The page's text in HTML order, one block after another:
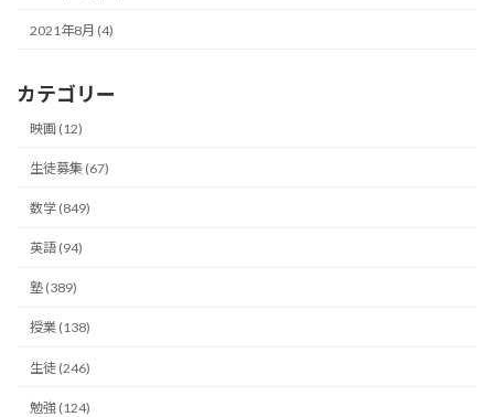
2021年8月 (4)
カテゴリー
映画 (12)
生徒募集 (67)
数学 (849)
英語 (94)
塾 (389)
授業 (138)
生徒 (246)
勉強 (124)